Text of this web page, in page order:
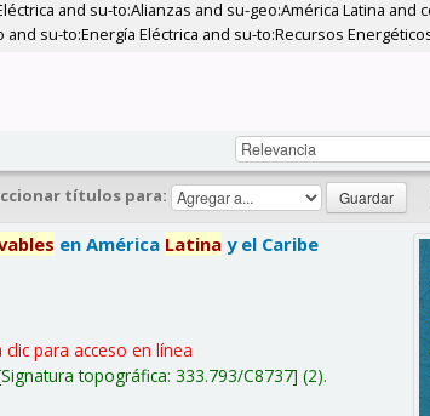
and su-to:Alianzas and su-geo:América Latina and
su-to:Energía Eléctrica and su-to:Recursos
títulos para:
en América Latina y el Caribe
clic para acceso en línea
Signatura topográfica:333.793/C8737 (2).